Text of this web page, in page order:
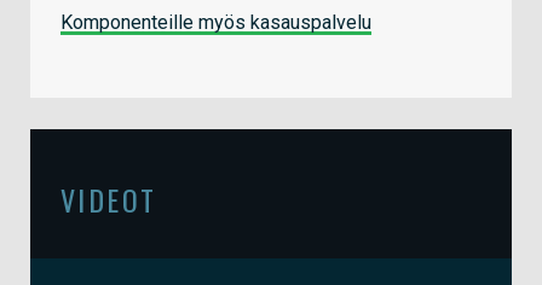
Komponenteille myös kasauspalvelu
VIDEOT